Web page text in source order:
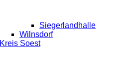
Siegerlandhalle
Wilnsdorf
Kreis Soest